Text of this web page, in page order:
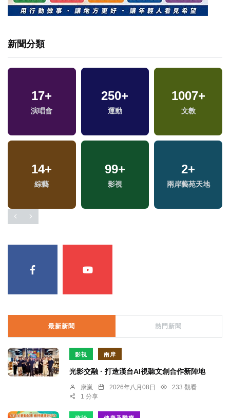
新聞分類
17+
演唱會
250+
運動
1007+
文教
14+
綜藝
99+
影視
2+
兩岸藝苑天地
最新新聞 熱門新聞
影視 兩岸
光影交融 · 打造漢台AI視聽文創合作新陣地
康嵐 2026年八月08日
233 觀看
1 分享